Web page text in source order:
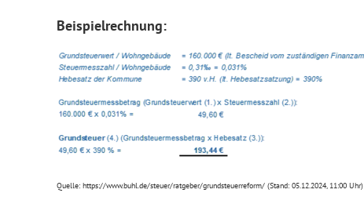
Beispielrechnung:
Quelle: https://www.buhl.de/steuer/ratgeber/grundsteuerreform/ (Stand: 05.12.2024, 11:00 Uhr)